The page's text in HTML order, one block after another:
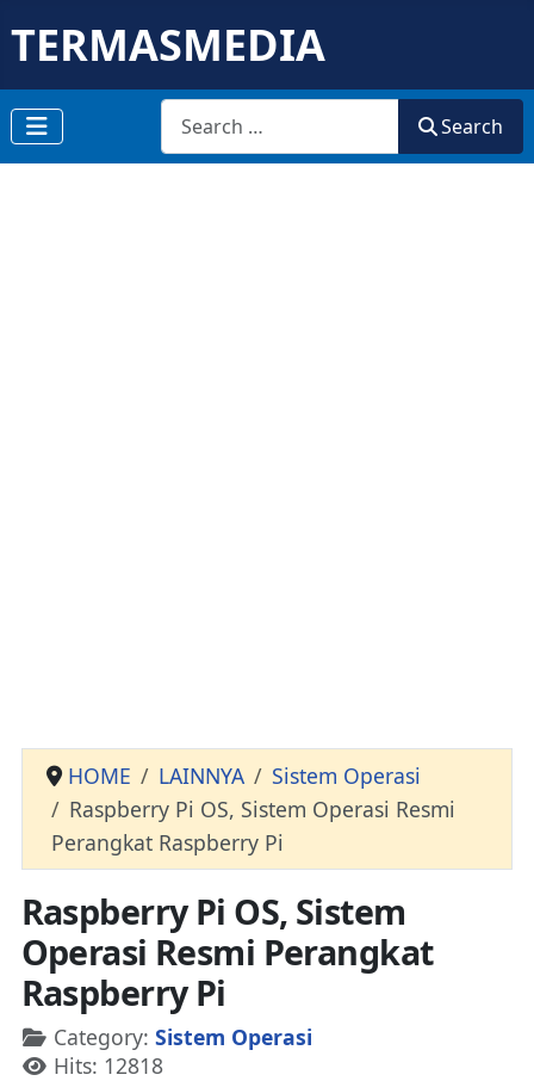
TERMASMEDIA
Search Search
HOME LAINNYA
Sistem Operasi
Raspberry Pi OS, Sistem Operasi Resmi
Perangkat Raspberry Pi
Raspberry Pi OS, Sistem
Operasi Resmi Perangkat
Raspberry Pi
Details
Category: Sistem Operasi
Hits: 12818